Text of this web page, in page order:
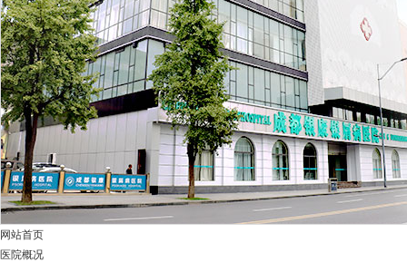
网站首页
医院概况